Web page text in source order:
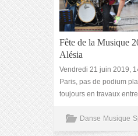
Fête de la Musique
Alésia
Vendredi 21 juin 2019,
Paris, pas de podium
toujours en travaux
Danse Musique